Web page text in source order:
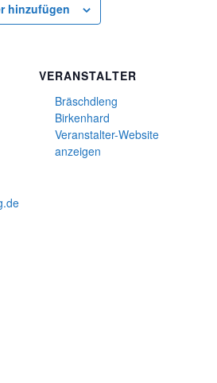
hinzufügen
VERANSTALTER
Bräschdleng
Birkenhard
Veranstalter-Website
anzeigen